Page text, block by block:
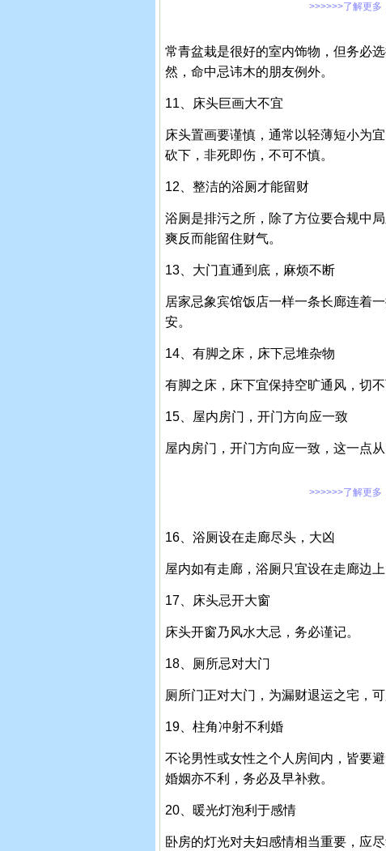
>>>>>>了解更多
常青盆栽是很好的室内饰物，但务必
然，命中忌讳木的朋友例外。
11、床头巨画大不宜
床头置画要谨慎，通常以轻薄短小为
砍下，非死即伤，不可不慎。
12、整洁的浴厕才能留财
浴厕是排污之所，除了方位要合规中
爽反而能留住财气。
13、大门直通到底，麻烦不断
居家忌象宾馆饭店一样一条长廊连着
安。
14、有脚之床，床下忌堆杂物
有脚之床，床下宜保持空旷通风，切
15、屋内房门，开门方向应一致
屋内房门，开门方向应一致，这一点
>>>>>>了解更多
16、浴厕设在走廊尽头，大凶
屋内如有走廊，浴厕只宜设在走廊边
17、床头忌开大窗
床头开窗乃风水大忌，务必谨记。
18、厕所忌对大门
厕所门正对大门，为漏财退运之宅，可
19、柱角冲射不利婚
不论男性或女性之个人房间内，皆要
婚姻亦不利，务必及早补救。
20、暖光灯泡利于感情
卧房的灯光对夫妇感情相当重要，应